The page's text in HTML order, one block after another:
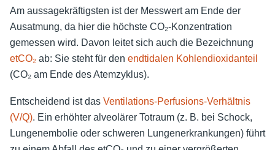
Am aussagekräftigsten ist der Messwert am Ende der
Ausatmung, da hier die höchste CO₂-Konzentration
gemessen wird. Davon leitet sich auch die Bezeichnung
etCO₂ ab: Sie steht für den endtidalen Kohlendioxidanteil
(CO₂ am Ende des Atemzyklus).
Entscheidend ist das Ventilations-Perfusions-Verhältnis
(V/Q). Ein erhöhter alveolärer Totraum (z. B. bei Schock,
Lungenembolie oder schweren Lungenerkrankungen) führt